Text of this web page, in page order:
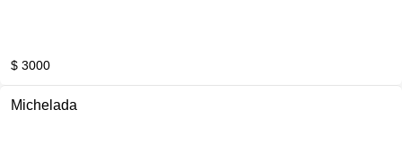
$ 3000
Michelada